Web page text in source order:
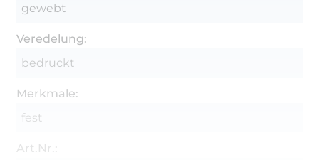
gewebt
Veredelung:
bedruckt
Merkmale:
fest
Art.Nr.: